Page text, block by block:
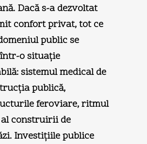
Dacă s-a dezvoltat
confort privat, tot ce
public se
într-o situaţie
sistemul medical de
publică,
feroviare, ritmul
al construirii de
Investiţiile publice